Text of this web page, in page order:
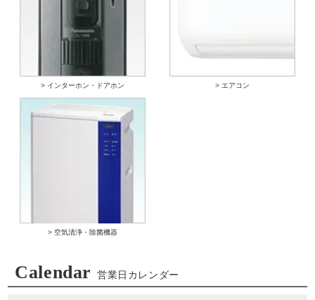
> インターホン・ドアホン > エアコン
> 空気清浄・除菌機器
Calendar 営業日カレンダー